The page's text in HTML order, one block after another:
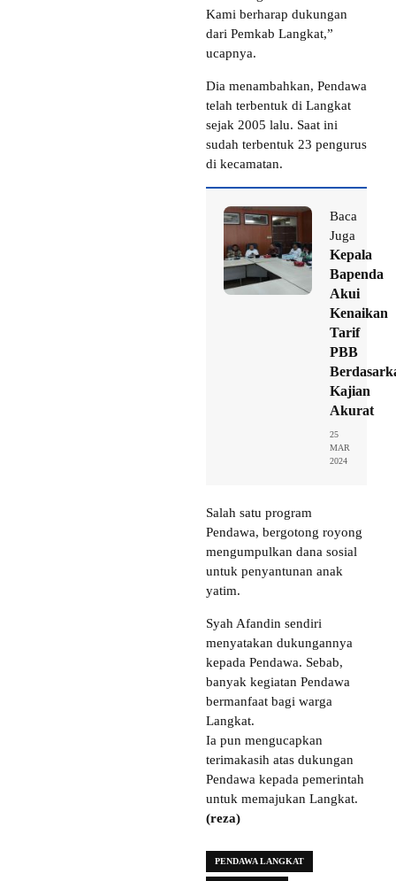
Kami berharap dukungan
dari Pemkab Langkat,”
ucapnya.
Dia menambahkan, Pendawa
telah terbentuk di Langkat
sejak 2005 lalu. Saat ini
sudah terbentuk 23 pengurus
di kecamatan.
Baca
Juga
Kepala
Bapenda
Akui
Kenaikan
Tarif
PBB
Kajian
Akurat
25
MAR
2024
Salah satu program
Pendawa, bergotong royong
mengumpulkan dana sosial
untuk penyantunan anak
yatim.
Syah Afandin sendiri
menyatakan dukungannya
kepada Pendawa. Sebab,
banyak kegiatan Pendawa
bermanfaat bagi warga
Langkat.
Ia pun mengucapkan
terimakasih atas dukungan
Pendawa kepada pemerintah
untuk memajukan Langkat.
(reza)
PENDAWA LANGKAT